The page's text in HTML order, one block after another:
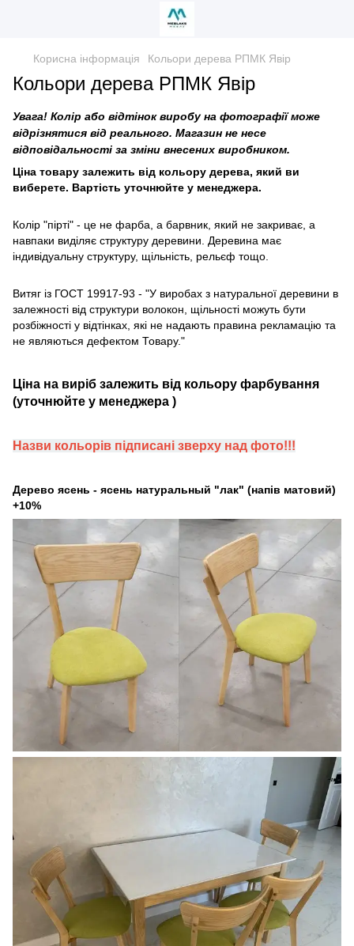
Корисна інформація Кольори дерева РПМК Явір
Кольори дерева РПМК Явір
Увага! Колір або відтінок виробу на фотографії може
відрізнятися від реального. Магазин не несе
відповідальності за зміни внесених виробником.
Ціна товару залежить від кольору дерева, який ви
виберете. Вартість уточнюйте у менеджера.
Колір "пірті" - це не фарба, а барвник, який не закриває, а
навпаки виділяє структуру деревини. Деревина має
індивідуальну структуру, щільність, рельєф тощо.
Витяг із ГОСТ 19917-93 - "У виробах з натуральної деревини в
залежності від структури волокон, щільності можуть бути
розбіжності у відтінках, які не надають правина рекламацію та
не являються дефектом Товару."
Ціна на виріб залежить від кольору фарбування
(уточнюйте у менеджера )
Назви кольорів підписані зверху над фото!!!
Дерево ясень - ясень натуральный "лак" (напів матовий)
+10%